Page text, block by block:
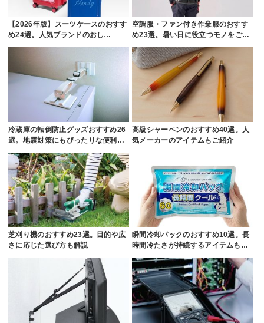
【2026年版】スーツケースのおすす
め24選。人気ブランドのおし…
空調服・ファン付き作業服のおすす
め23選。暑い日に役立つモノをご…
冷蔵庫の転倒防止グッズおすすめ26
選。地震対策にもぴったりな便利…
高級シャーペンのおすすめ40選。人
気メーカーのアイテムもご紹介
芝刈り機のおすすめ23選。目的や広
さに応じた選び方も解説
瞬間冷却パックのおすすめ10選。長
時間冷たさが持続するアイテムも…